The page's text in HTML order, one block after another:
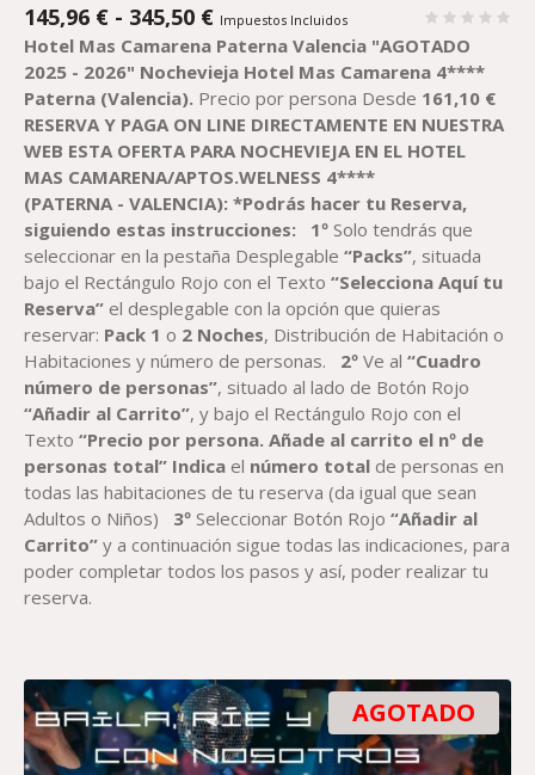
145,96 € - 345,50 €RANGO
DE
PRECIOS:
DESDE
145,96 €
HASTA
345,50 €
Impuestos Incluidos
Hotel Mas Camarena Paterna Valencia "AGOTADO
2025 - 2026" Nochevieja Hotel Mas Camarena 4****
Paterna (Valencia). Precio por persona Desde 161,10 €
RESERVA Y PAGA ON LINE DIRECTAMENTE EN NUESTRA
WEB ESTA OFERTA PARA NOCHEVIEJA EN EL HOTEL
MAS CAMARENA/APTOS.WELNESS 4****
(PATERNA - VALENCIA):*Podrás hacer tu Reserva,
siguiendo estas instrucciones: 1º Solo tendrás que
seleccionar en la pestaña Desplegable“Packs”, situada
bajo el Rectángulo Rojo con el Texto“Selecciona Aquí tu
Reserva” el desplegable con la opción que quieras
reservar: Pack 1 o 2 Noches, Distribución de Habitación o
Habitaciones y número de personas. 2º Ve al“Cuadro
número de personas”, situado al lado de Botón Rojo
“Añadir al Carrito”, y bajo el Rectángulo Rojo con el
Texto“Precio por persona. Añade al carrito el nº de
personas total” Indica el número total de personas en
todas las habitaciones de tu reserva (da igual que sean
Adultos o Niños) 3º Seleccionar Botón Rojo“Añadir al
Carrito” y a continuación sigue todas las indicaciones, para
poder completar todos los pasos y así, poder realizar tu
reserva.
AGOTADO